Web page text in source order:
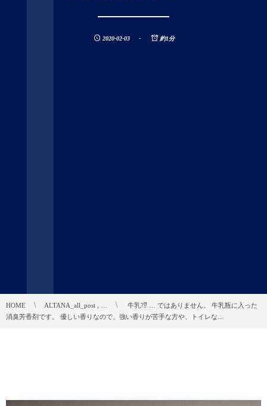
2020-02-03 約1分
HOME ALTANA_all_post , …
︎ 牛乳?⁇ … ではありません。 牛乳瓶に入った
消臭芳香剤です。 優しい香りなので、強い香りが苦手な方や、トイレな...